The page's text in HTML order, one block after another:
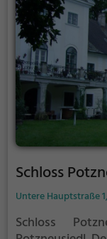
Schloss
Untere Hauptstraße
Schloss